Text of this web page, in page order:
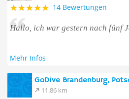
14 Bewertungen
Hallo, ich war gestern nach fünf
Mehr Infos
GoDive Brandenburg,
11.86 km